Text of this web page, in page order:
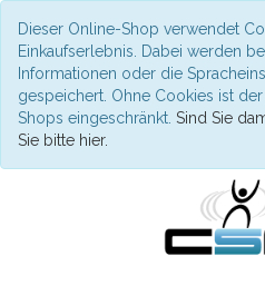
Dieser Online-Shop verwendet
Einkaufserlebnis. Dabei werden
Informationen oder die
gespeichert. Ohne Cookies ist
Shops eingeschränkt. Sind Sie
Sie bitte hier.